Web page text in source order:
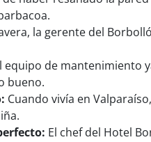
la gerente del
equipo de mantenimiento
bueno.
Cuando vivía en
El chef del Hotel